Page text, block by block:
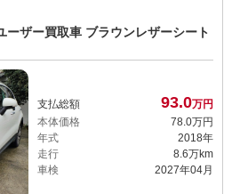
ーザー買取車 ブラウンレザーシート
支払総額 93.0万円
本体価格
78.0万円
年式
2018年
走行
8.6万km
車検
2027年04月